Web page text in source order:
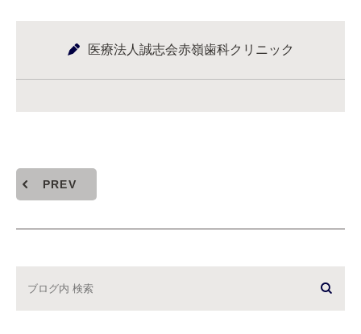
医療法人誠志会赤嶺歯科クリニック
PREV